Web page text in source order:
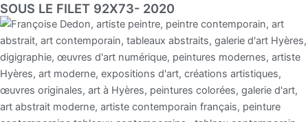
SOUS LE FILET 92X73- 2020